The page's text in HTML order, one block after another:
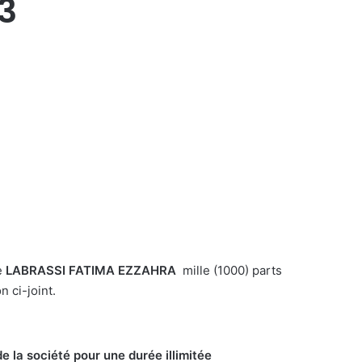
LABRASSI FATIMA EZZAHRA mille (1000) parts
ci-joint.
la société pour une durée illimitée